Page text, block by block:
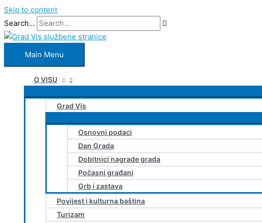
Skip to content
Search...
Main Menu
O VISU
Grad Vis
Osnovni podaci
Dan Grada
Dobitnici nagrade grada
Počasni građani
Grb i zastava
Povijest i kulturna baština
Turizam